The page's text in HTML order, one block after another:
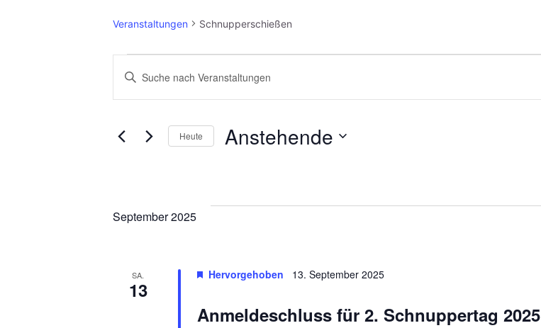
Veranstaltungen Schnupperschießen
Veranstaltungen
Veranstaltungen
Suche
Ansichten,
Bitte
Suche
nach
Heute Anstehende
September 2025
SA.
13
Anmeldeschluss für 2. Schnuppertag 2025
Hervorgehoben 13. September 2025